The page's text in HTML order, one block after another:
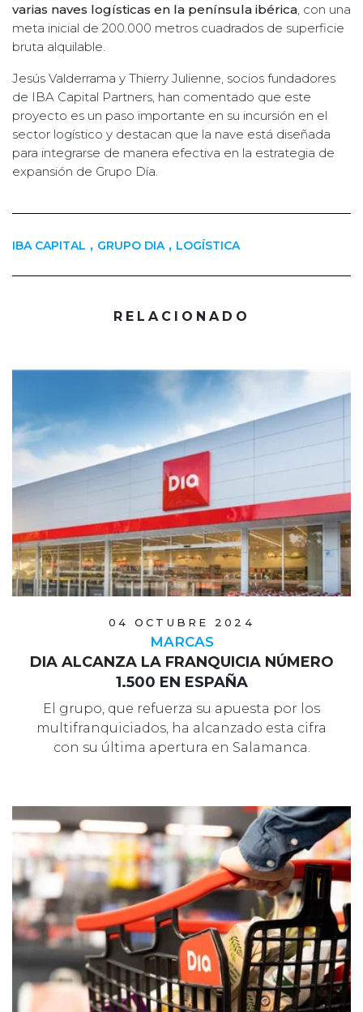
varias naves logísticas en la península ibérica , con una
meta inicial de 200.000 metros cuadrados de superficie
bruta alquilable.
Jesús Valderrama y Thierry Julienne, socios fundadores
de IBA Capital Partners, han comentado que este
proyecto es un paso importante en su incursión en el
sector logístico y destacan que la nave está diseñada
para integrarse de manera efectiva en la estrategia de
expansión de Grupo Día.
IBA CAPITAL , GRUPO DIA , LOGÍSTICA
RELACIONADO
04 OCTUBRE 2024
MARCAS
DIA ALCANZA LA FRANQUICIA NÚMERO
1.500 EN ESPAÑA
El grupo, que refuerza su apuesta por los
multifranquiciados, ha alcanzado esta cifra
con su última apertura en Salamanca.